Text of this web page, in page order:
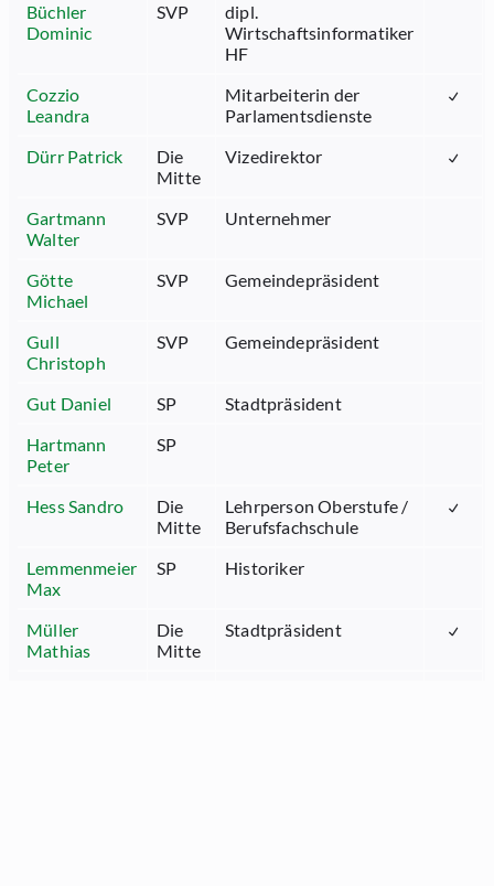
Büchler
Dominic
SVP
dipl.
Wirtschaftsinformatiker
HF
Cozzio
Leandra
Mitarbeiterin der
Parlamentsdienste
Dürr Patrick
Die
Mitte
Vizedirektor
Gartmann
Walter
SVP Unternehmer
Götte
Michael
SVP Gemeindepräsident
Gull
Christoph
SVP Gemeindepräsident
Gut Daniel SP
Stadtpräsident
Hartmann
Peter
SP
Hess Sandro
Die
Mitte
Lehrperson Oberstufe /
Berufsfachschule
Lemmenmeier
Max
SP Historiker
Müller
Mathias
Die
Mitte
Stadtpräsident